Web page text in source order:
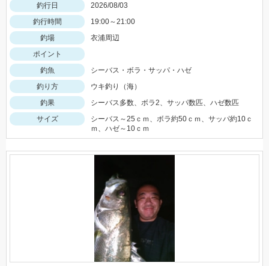
釣行日
2026/08/03
釣行時間
19:00～21:00
釣場
衣浦周辺
ポイント
釣魚
シーバス・ボラ・サッパ・ハゼ
釣り方
ウキ釣り（海）
釣果
シーバス多数、ボラ2、サッパ数匹、ハゼ数匹
サイズ
シーバス～25ｃｍ、ボラ約50ｃｍ、サッパ約10ｃ
ｍ、ハゼ～10ｃｍ